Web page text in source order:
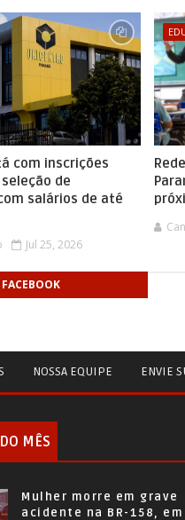
com inscrições
de
salários de até
Jul 25, 2026
FACEBOOK
NOSSA EQUIPE ENVIE
MÊS
Mulher morre em grave
acidente na BR-158, em